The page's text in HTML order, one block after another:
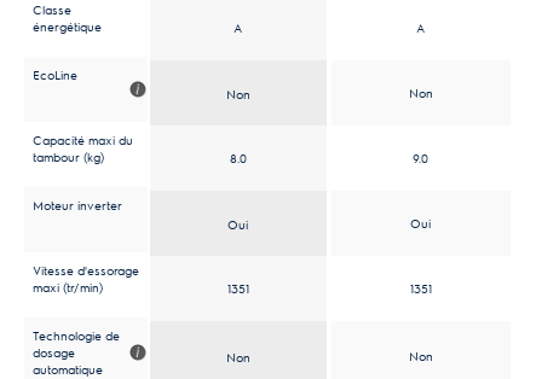
Classe
énergétique
EcoLine
Capacité maxi du
tambour (kg)
Moteur inverter
Vitesse d'essorage
maxi (tr/min)
Technologie de
dosage
automatique
A
Non
8.0
Oui
1351
Non
A
Non
9.0
Oui
1351
Non